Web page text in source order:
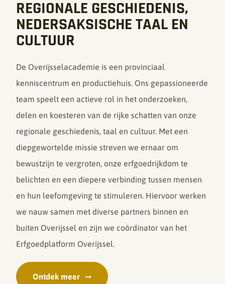
REGIONALE GESCHIEDENIS,
NEDERSAKSISCHE TAAL EN
CULTUUR
De Overijsselacademie is een provinciaal
kenniscentrum en productiehuis. Ons gepassioneerde
team speelt een actieve rol in het onderzoeken,
delen en koesteren van de rijke schatten van onze
regionale geschiedenis, taal en cultuur. Met een
diepgewortelde missie streven we ernaar om
bewustzijn te vergroten, onze erfgoedrijkdom te
belichten en een diepere verbinding tussen mensen
en hun leefomgeving te stimuleren. Hiervoor werken
we nauw samen met diverse partners binnen en
buiten Overijssel en zijn we coördinator van het
Erfgoedplatform Overijssel.
Ontdek meer